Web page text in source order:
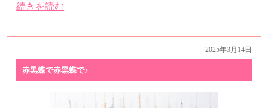
続きを読む
2025年3月14日
赤黒蝶で赤黒蝶で♪